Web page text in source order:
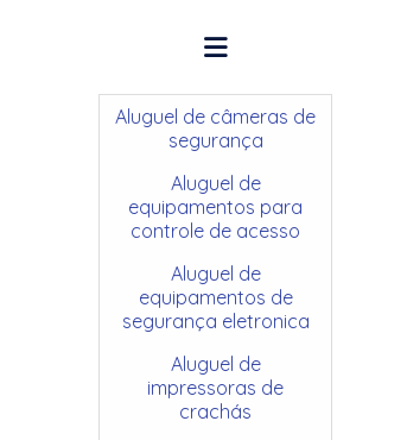
Aluguel de câmeras de
segurança
Aluguel de
equipamentos para
controle de acesso
Aluguel de
equipamentos de
segurança eletronica
Aluguel de
impressoras de
crachás